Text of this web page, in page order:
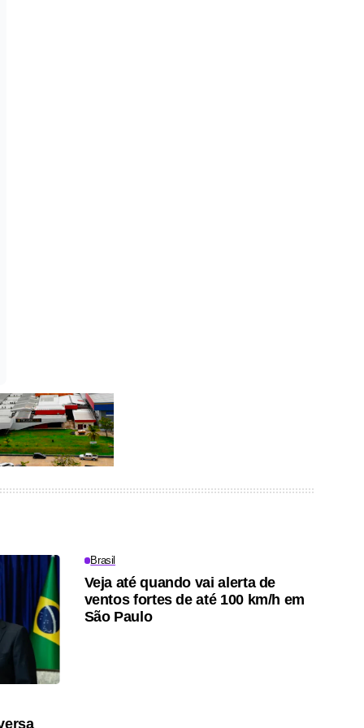
Brasil
Veja até quando vai alerta de
ventos fortes de até 100 km/h em
São Paulo